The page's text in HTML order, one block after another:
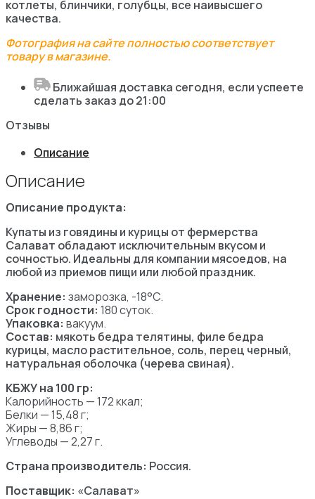
котлеты, блинчики, голубцы, все наивысшего
качества.
Фотография на сайте полностью соответствует
товару в магазине.
Ближайшая доставка сегодня, если успеете
сделать заказ до 21:00
Отзывы
Описание
Описание
Описание продукта:
Купаты из говядины и курицы от фермерства
Салават обладают исключительным вкусом и
сочностью. Идеальны для компании мясоедов, на
любой из приемов пищи или любой праздник.
Хранение: заморозка, -18°C.
Срок годности: 180 суток.
Упаковка: вакуум.
Состав: мякоть бедра телятины, филе бедра
курицы, масло растительное, соль, перец черный,
натуральная оболочка (черева свиная).
КБЖУ на 100 гр:
Калорийность — 172 ккал;
Белки — 15,48 г;
Жиры — 8,86 г;
Углеводы — 2,27 г.
Страна производитель: Россия.
Поставщик: «Салават»